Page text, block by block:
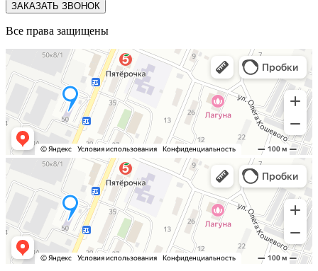
ЗАКАЗАТЬ ЗВОНОК
Все права защищены